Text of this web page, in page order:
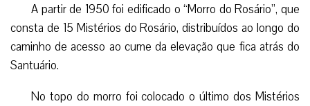
A partir de 1950 foi edificado o “Morro do Rosário”, que
consta de 15 Mistérios do Rosário, distribuídos ao longo do
caminho de acesso ao cume da elevação que fica atrás do
Santuário.
No topo do morro foi colocado o último dos Mistérios